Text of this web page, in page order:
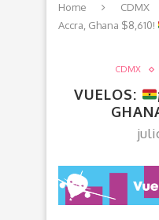
Home CDMX
Accra, Ghana $8,610!
CDMX
VUELOS: